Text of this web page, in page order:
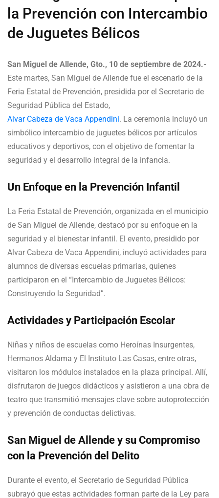
la Prevención con Intercambio
de Juguetes Bélicos
San Miguel de Allende, Gto., 10 de septiembre de 2024.-
Este martes, San Miguel de Allende fue el escenario de la
Feria Estatal de Prevención, presidida por el Secretario de
Seguridad Pública del Estado,
Alvar Cabeza de Vaca Appendini. La ceremonia incluyó un
simbólico intercambio de juguetes bélicos por artículos
educativos y deportivos, con el objetivo de fomentar la
seguridad y el desarrollo integral de la infancia.
Un Enfoque en la Prevención Infantil
La Feria Estatal de Prevención, organizada en el municipio
de San Miguel de Allende, destacó por su enfoque en la
seguridad y el bienestar infantil. El evento, presidido por
Alvar Cabeza de Vaca Appendini, incluyó actividades para
alumnos de diversas escuelas primarias, quienes
participaron en el “Intercambio de Juguetes Bélicos:
Construyendo la Seguridad”.
Actividades y Participación Escolar
Niñas y niños de escuelas como Heroínas Insurgentes,
Hermanos Aldama y El Instituto Las Casas, entre otras,
visitaron los módulos instalados en la plaza principal. Allí,
disfrutaron de juegos didácticos y asistieron a una obra de
teatro que transmitió mensajes clave sobre autoprotección
y prevención de conductas delictivas.
San Miguel de Allende y su Compromiso
con la Prevención del Delito
Durante el evento, el Secretario de Seguridad Pública
subrayó que estas actividades forman parte de la Ley para